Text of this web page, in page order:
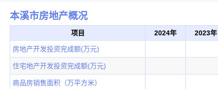
本溪市房地产概况
项目 2024年 2023年
房地产开发投资完成额(万元)
住宅地产开发投资完成额(万元)
商品房销售面积（万平方米）